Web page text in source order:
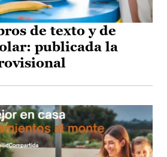
de texto y de
publicada la